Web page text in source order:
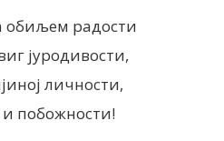
обиљем радости
јуродивости,
личности,
побожности!